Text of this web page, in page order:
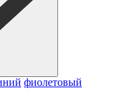
фиолетовый